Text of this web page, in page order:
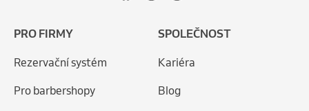
PRO FIRMY
Rezervační systém
Pro barbershopy
SPOLEČNOST
Kariéra
Blog